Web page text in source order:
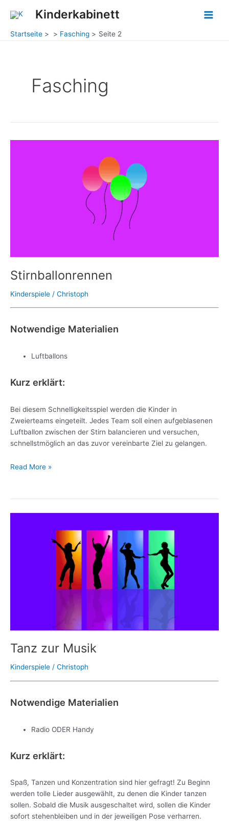
Inhalt
Kinderkabinett
Main
Startseite Fasching Seite 2
Fasching
Stirnballonrennen
Kinderspiele / Christoph
Notwendige Materialien
Luftballons
Kurz erklärt:
Bei diesem Schnelligkeitsspiel werden die Kinder in
Zweierteams eingeteilt. Jedes Team soll einen aufgeblasenen
Luftballon zwischen der Stirn balancieren und versuchen,
schnellstmöglich an das zuvor vereinbarte Ziel zu gelangen.
Read More »
Tanz zur Musik
Kinderspiele / Christoph
Notwendige Materialien
Radio ODER Handy
Kurz erklärt:
Spaß, Tanzen und Konzentration sind hier gefragt! Zu Beginn
werden tolle Lieder ausgewählt, zu denen die Kinder tanzen
sollen. Sobald die Musik ausgeschaltet wird, sollen die Kinder
sofort stehenbleiben und in der jeweiligen Pose verharren.
pagination